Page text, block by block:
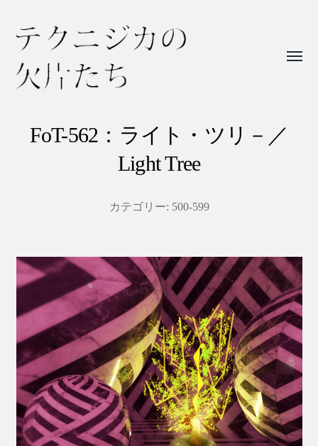
ニ
片
た
ち
FoT-562：ライト・ツリ－／
Light Tree
カテゴリー: 500-599